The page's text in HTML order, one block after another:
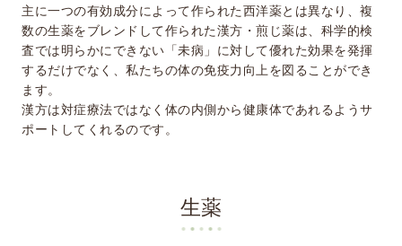
主に一つの有効成分によって作られた西洋薬とは異なり、複
数の生薬をブレンドして作られた漢方・煎じ薬は、科学的検
査では明らかにできない「未病」に対して優れた効果を発揮
するだけでなく、私たちの体の免疫力向上を図ることができ
ます。
漢方は対症療法ではなく体の内側から健康体であれるようサ
ポートしてくれるのです。
生薬